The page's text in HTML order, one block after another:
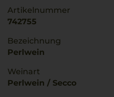
Artikelnummer
742755
Bezeichnung
Perlwein
Weinart
Perlwein / Secco